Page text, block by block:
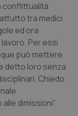
conflittualità
tra medici
ed ora
Per essi
può mettere
detto loro senza
Chiedo
dimissioni”.